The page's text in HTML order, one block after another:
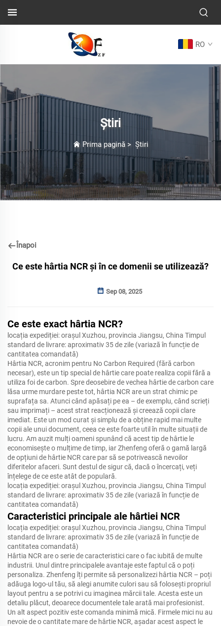
RO
Știri
Prima pagină> Știri
Înapoi
Ce este hârtia NCR și în ce domenii se utilizează?
Sep 08, 2025
Ce este exact hârtia NCR?
locația expediției: orașul Xuzhou, provincia Jiangsu, China Timpul
standard de livrare: aproximativ 35 de zile (variază în funcție de
cantitatea comandată)
Hârtia NCR, acronim pentru No Carbon Required (fără carbon
necesar), este un tip special de hârtie care poate realiza copii fără a
utiliza foi de carbon. Spre deosebire de vechea hârtie de carbon care
lăsa urme murdare peste tot, hârtia NCR are un strat chimic pe
suprafața sa. Atunci când apăsați pe ea – de exemplu, când scrieți
sau imprimați – acest strat reacționează și creează copii clare
imediat. Este un mod curat și simplu de a obține rapid mai multe
copii ale unui document, ceea ce este foarte util în multe situații de
lucru. Am auzit mulți oameni spunând că acest tip de hârtie le
economisește o mulțime de timp, iar Zhenfeng oferă o gamă largă
de opțiuni de hârtie NCR care par să se potrivească nevoilor
diferitelor afaceri. Sunt destul de sigur că, dacă o încercați, veți
înțelege de ce este atât de populară.
locația expediției: orașul Xuzhou, provincia Jiangsu, China Timpul
standard de livrare: aproximativ 35 de zile (variază în funcție de
cantitatea comandată)
Caracteristici principale ale hârtiei NCR
locația expediției: orașul Xuzhou, provincia Jiangsu, China Timpul
standard de livrare: aproximativ 35 de zile (variază în funcție de
cantitatea comandată)
Hârtia NCR are o serie de caracteristici care o fac iubită de multe
industrii. Unul dintre principalele avantaje este faptul că o poți
personaliza. Zhenfeng îți permite să personalizezi hârtia NCR – poți
adăuga logo-ul tău, să alegi anumite culori sau să folosești propriul
layout pentru a se potrivi cu imaginea mărcii tale. Acesta este un
detaliu plăcut, deoarece documentele tale arată mai profesionist.
Un alt aspect pozitiv este comanda minimă mică. Firmele mici nu au
nevoie de o cantitate mare de hârtie NCR, așadar acest aspect le